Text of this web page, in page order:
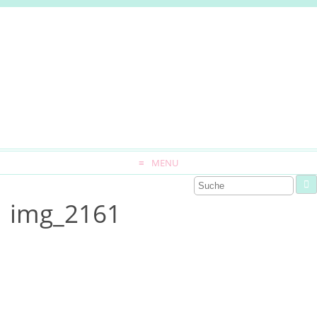
MENU
img_2161